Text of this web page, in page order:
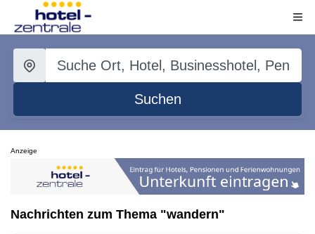
Suchen
Anzeige
Nachrichten zum Thema "wandern"